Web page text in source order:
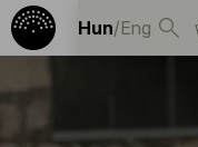
Hun/Eng